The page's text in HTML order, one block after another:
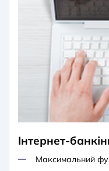
Інтернет-
Максимальний